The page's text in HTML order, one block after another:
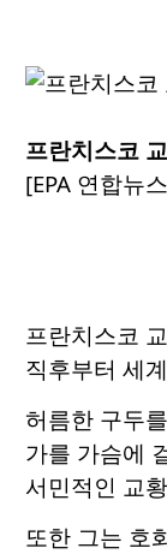
프란치스코
[EPA 연합뉴
프란치스코
직후부터 세
허름한 구두
가를 가슴에
서민적인 교
또한 그는 호